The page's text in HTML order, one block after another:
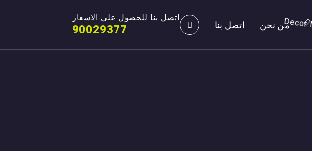
من نحن اتصل بنا
اتصل بنا للحصول علي الاسعار
90029377